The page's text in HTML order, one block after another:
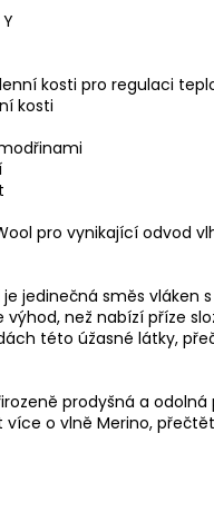
kosti pro regulaci
kosti
pro vynikající odvod
jedinečná směs vláken
než nabízí příze
této úžasné látky,
prodyšná a
o vlně Merino,